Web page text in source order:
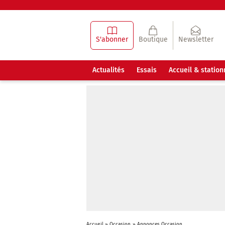
S'abonner Boutique Newsletter
Actualités Essais Accueil &